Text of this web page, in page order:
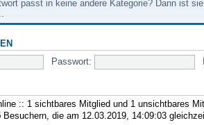
passt in keine andere Kategorie? Dann ist sie
Passwort:
:: 1 sichtbares Mitglied und 1 unsichtbares
Besuchern, die am 12.03.2019, 14:09:03